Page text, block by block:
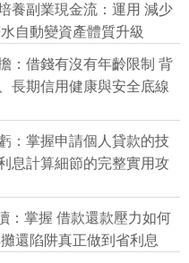
養副業現金流：運用 減少
自動變資產體質升級
：借錢有沒有年齡限制 背
長期信用健康與安全底線
：掌握申請個人貸款的技
息計算細節的完整實用攻
：掌握 借款還款壓力如何
還陷阱真正做到省利息